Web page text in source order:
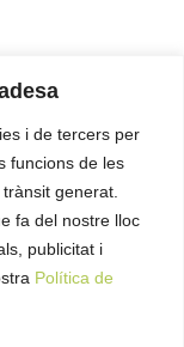
i de tercers per
funcions de les
generat.
fa del nostre lloc
publicitat i
Política de
FEATF